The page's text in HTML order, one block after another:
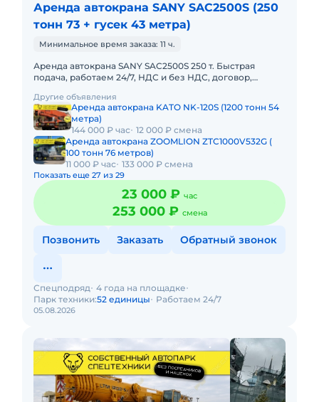
Аренда автокрана SANY SAC2500S (250
тонн 73 + гусек 43 метра)
Минимальное время заказа: 11 ч.
Аренда автокрана SANY SAC2500S 250 т. Быстрая
подача, работаем 24/7, НДС и без НДС, договор,
SAC2500S 250 ТОННПред
Другие объявления
Аренда автокрана KATO NK-120S (1200 тонн 54
метра)
144 000 ₽ час
12 000 ₽ смена
Аренда автокрана ZOOMLION ZTC1000V532G (
100 тонн 76 метров)
11 000 ₽ час 133 000 ₽ смена
Показать еще 27 из 29
23 000 ₽ час
253 000 ₽ смена
Позвонить Заказать Обратный звонок
05.08.2026
Спецподряд 4 года на площадке
Парк техники:52 единицы Работаем 24/7